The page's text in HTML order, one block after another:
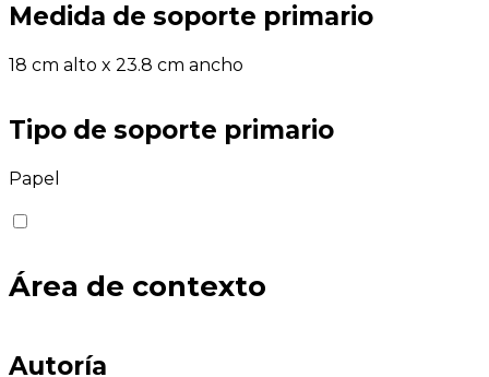
Medida de soporte primario
18 cm alto x 23.8 cm ancho
Tipo de soporte primario
Papel
Área de contexto
Autoría